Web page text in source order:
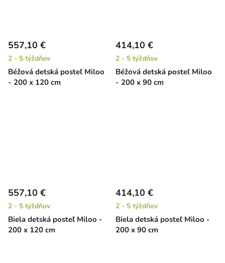
Béžová detská posteľ Miloo
- 200 x 120 cm
557,10 €
2 - 5 týždňov
Béžová detská posteľ Miloo
- 200 x 90 cm
414,10 €
2 - 5 týždňov
Biela detská posteľ Miloo -
200 x 120 cm
557,10 €
2 - 5 týždňov
Biela detská posteľ Miloo -
200 x 90 cm
414,10 €
2 - 5 týždňov